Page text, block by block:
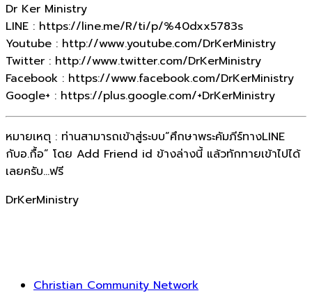
Dr Ker Ministry
LINE : https://line.me/R/ti/p/%40dxx5783s
Youtube : http://www.youtube.com/DrKerMinistry
Twitter : http://www.twitter.com/DrKerMinistry
Facebook : https://www.facebook.com/DrKerMinistry
Google+ : https://plus.google.com/+DrKerMinistry
หมายเหตุ : ท่านสามารถเข้าสู่ระบบ”ศึกษาพระคัมภีร์ทางLINE
กับอ.กื้อ” โดย Add Friend id ข้างล่างนี้ แล้วทักทายเข้าไปได้
เลยครับ…ฟรี
DrKerMinistry
Christian Community Network